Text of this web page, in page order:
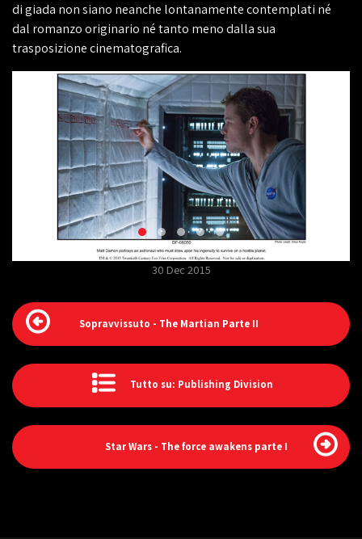
di giada non siano neanche lontanamente contemplati né
dal romanzo originario né tanto meno dalla sua
trasposizione cinematografica.
30 Dec 2015
Sopravvissuto - The Martian Parte II
Tutto su: Publishing Division
Star Wars - The force awakens parte I